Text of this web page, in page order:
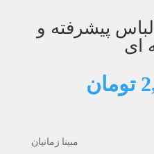
پیشرفته و
ای
تومان
مبینا زمانیان